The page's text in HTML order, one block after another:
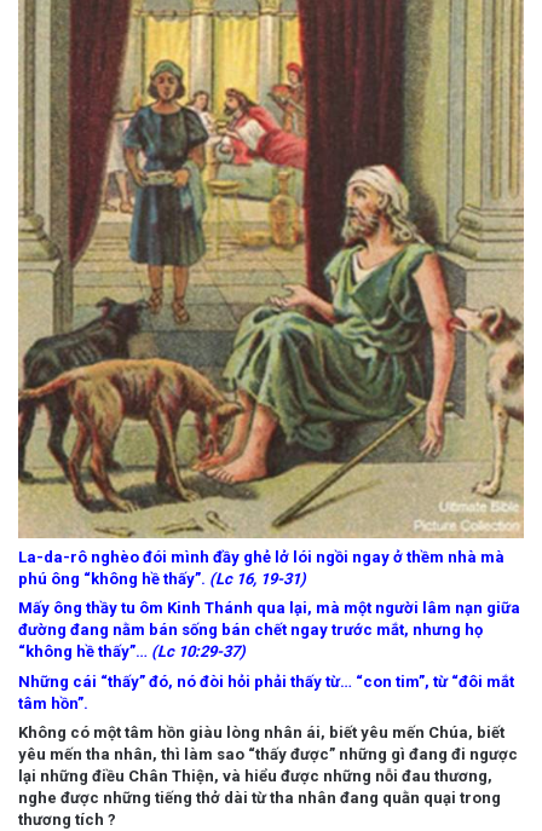
La-da-rô nghèo đói mình đầy ghẻ lở lói ngồi ngay ở thềm nhà mà
phú ông “không hề thấy”. (Lc 16, 19-31)
Mấy ông thầy tu ôm Kinh Thánh qua lại, mà một người lâm nạn giữa
đường đang nằm bán sống bán chết ngay trước mắt, nhưng họ
“không hề thấy”… (Lc 10:29-37)
Những cái “thấy” đó, nó đòi hỏi phải thấy từ… “con tim”, từ “đôi mắt
tâm hồn”.
Không có một tâm hồn giàu lòng nhân ái, biết yêu mến Chúa, biết
yêu mến tha nhân, thì làm sao “thấy được” những gì đang đi ngược
lại những điều Chân Thiện, và hiểu được những nỗi đau thương,
nghe được những tiếng thở dài từ tha nhân đang quằn quại trong
thương tích ?